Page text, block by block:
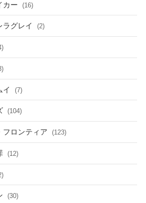
カー (16)
ラグレイ (2)
イ (7)
(104)
フロンティア (123)
(12)
(30)